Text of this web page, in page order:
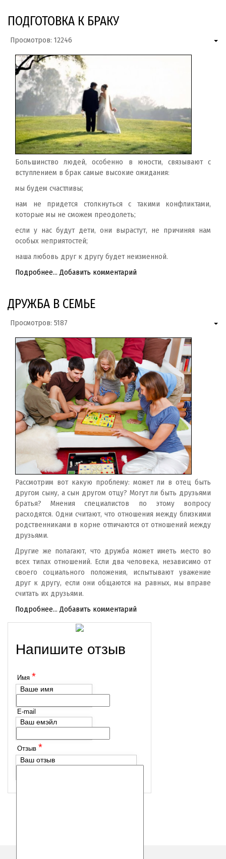
ПОДГОТОВКА К БРАКУ
Просмотров: 12246
Большинство людей, особенно в юности, связывают с
вступлением в брак самые высокие ожидания:
мы будем счастливы;
нам не придется столкнуться с такими конфликтами,
которые мы не сможем преодолеть;
если у нас будут дети, они вырастут, не причиняя нам
особых неприятостей;
наша любовь друг к другу будет неизменной.
Подробнее... Добавить комментарий
ДРУЖБА В СЕМЬЕ
Просмотров: 5187
Рассмотрим вот какую проблему: может ли в отец быть
другом сыну, а сын другом отцу? Могут ли быть друзьями
братья? Мнения специалистов по этому вопросу
расходятся. Одни считают, что отношения между близкими
родственниками в корне отличаются от отношений между
друзьями.
Другие же полагают, что дружба может иметь место во
всех типах отношений. Если два человека, независимо от
своего социального положения, испытывают уважение
друг к другу, если они общаются на равных, мы вправе
считать их друзьями.
Подробнее... Добавить комментарий
Напишите отзыв
Имя *
Ваше имя
E-mail
Ваш емэйл
Отзыв *
Ваш отзыв